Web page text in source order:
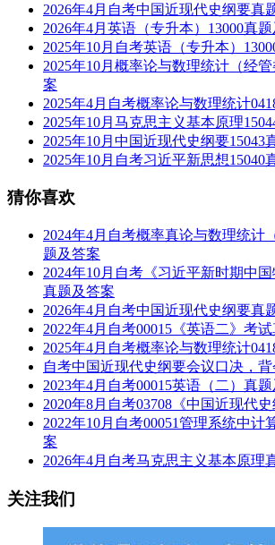
2026年4月自考中国近现代史纲要真
2026年4月英语（专升本）13000真
2025年10月自考英语（专升本）
2025年10月概率论与数理统计（经
案
2025年4月自考概率论与数理统计
2025年10月马克思主义基本原理
2025年10月中国近现代史纲要15043
2025年10月自考习近平新思想15040
猜你喜欢
2024年4月自考概率真论与数理统计
题及答案
2024年10月自考《习近平新时期中国
真题及答案
2026年4月自考中国近现代史纲要真
2022年4月自考00015《英语二》考
2025年4月自考概率论与数理统计
自考中国近现代史纲要会议口决，背
2023年4月自考00015英语（二）真
2020年8月自考03708《中国近现代
2022年10月自考00051管理系统中计
案
2026年4月自考马克思主义基本原理
关注我们